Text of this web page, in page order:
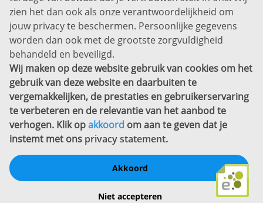
Privacyverklaring
Sitemap
Copyright
Bekijk ook eens
zien het dan ook als onze verantwoordelijkheid om
jouw privacy te beschermen. Persoonlijke gegevens
worden dan ook met de grootste zorgvuldigheid
behandeld en beveiligd.
Wij maken op deze website gebruik van cookies om het
gebruik van deze website en daarbuiten te
vergemakkelijken, de prestaties en gebruikerservaring
te verbeteren en de relevantie van het aanbod te
verhogen. Klik opakkoord om aan te geven dat je
instemt met ons privacy statement.
Akkoord
Niet accepteren